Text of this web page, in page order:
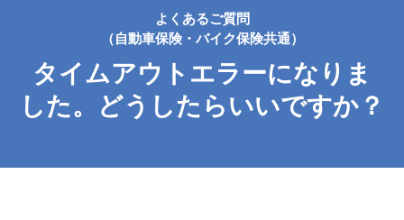
よくあるご質問
（自動車保険・バイク保険共通）
タイムアウトエラーになりま
した。どうしたらいいですか？